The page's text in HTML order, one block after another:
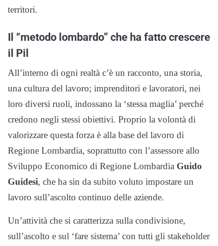
territori.
Il “metodo lombardo” che ha fatto crescere
il Pil
All’interno di ogni realtà c’è un racconto, una storia,
una cultura del lavoro; imprenditori e lavoratori, nei
loro diversi ruoli, indossano la ‘stessa maglia’ perché
credono negli stessi obiettivi. Proprio la volontà di
valorizzare questa forza è alla base del lavoro di
Regione Lombardia, soprattutto con l’assessore allo
Sviluppo Economico di Regione Lombardia Guido
Guidesi, che ha sin da subito voluto impostare un
lavoro sull’ascolto continuo delle aziende.
Un’attività che si caratterizza sulla condivisione,
sull’ascolto e sul ‘fare sistema’ con tutti gli stakeholder